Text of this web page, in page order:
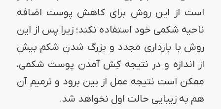
است از این روش برای کاهش پوست اضافه
ناحیه شکمی خود استفاده نکند؛ زیرا پس از این
روش با بارداری مجدد و بزرگ شدن شکم بیش
از اندازه و در نتیجه کِش آمدن پوست شکمی،
ممکن است نتیجه عمل از بین برود و ترمیم آن
هم به زیبایی حالت اول نخواهد شد.